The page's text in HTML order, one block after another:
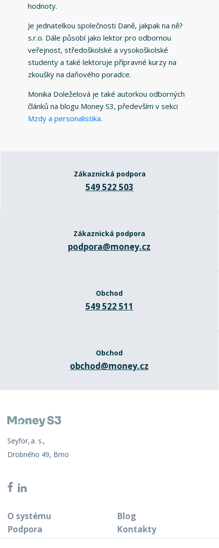
hodnoty.
Je jednatelkou společnosti Daně, jakpak na ně?
s.r.o. Dále působí jako lektor pro odbornou
veřejnost, středoškolské a vysokoškolské
studenty a také lektoruje přípravné kurzy na
zkoušky na daňového poradce.
Monika Doleželová je také autorkou odborných
článků na blogu Money S3, především v sekci
Mzdy a personalistika.
Zákaznická podpora
549 522 503
Zákaznická podpora
podpora@money.cz
Obchod
549 522 511
Obchod
obchod@money.cz
Seyfor, a. s.,
Drobného 49, Brno
O systému
Blog
Podpora
Kontakty